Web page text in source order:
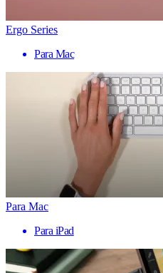
Ergo Series
Para Mac
Para Mac
Para iPad